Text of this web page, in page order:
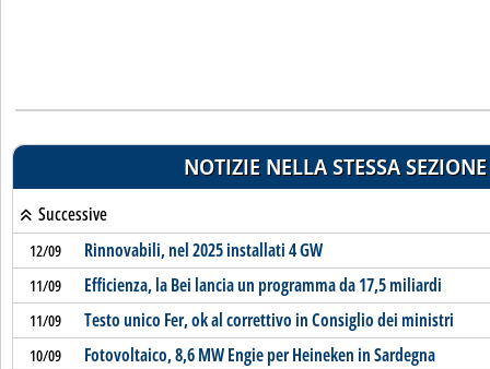
NOTIZIE NELLA STESSA SEZIONE
Successive
12/09 Rinnovabili, nel 2025 installati 4 GW
11/09 Efficienza, la Bei lancia un programma da 17,5 miliardi
11/09 Testo unico Fer, ok al correttivo in Consiglio dei ministri
10/09 Fotovoltaico, 8,6 MW Engie per Heineken in Sardegna